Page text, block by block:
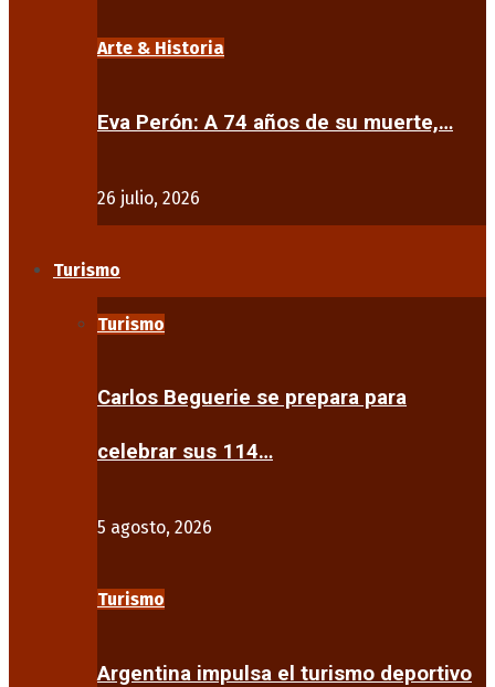
Arte & Historia
Eva Perón: A 74 años de su muerte,…
26 julio, 2026
Turismo
Turismo
Carlos Beguerie se prepara para
celebrar sus 114…
5 agosto, 2026
Turismo
Argentina impulsa el turismo deportivo